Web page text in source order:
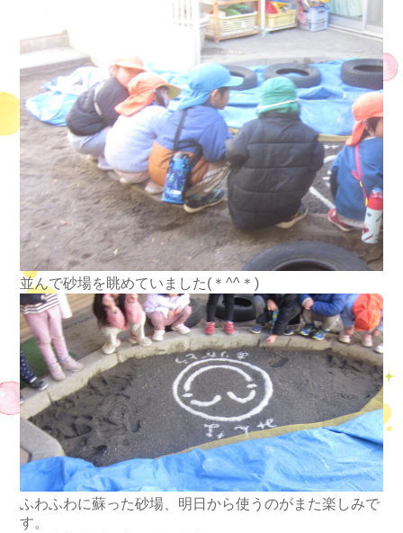
並んで砂場を眺めていました(＊^^＊)
ふわふわに蘇った砂場、明日から使うのがまた楽しみで
す。